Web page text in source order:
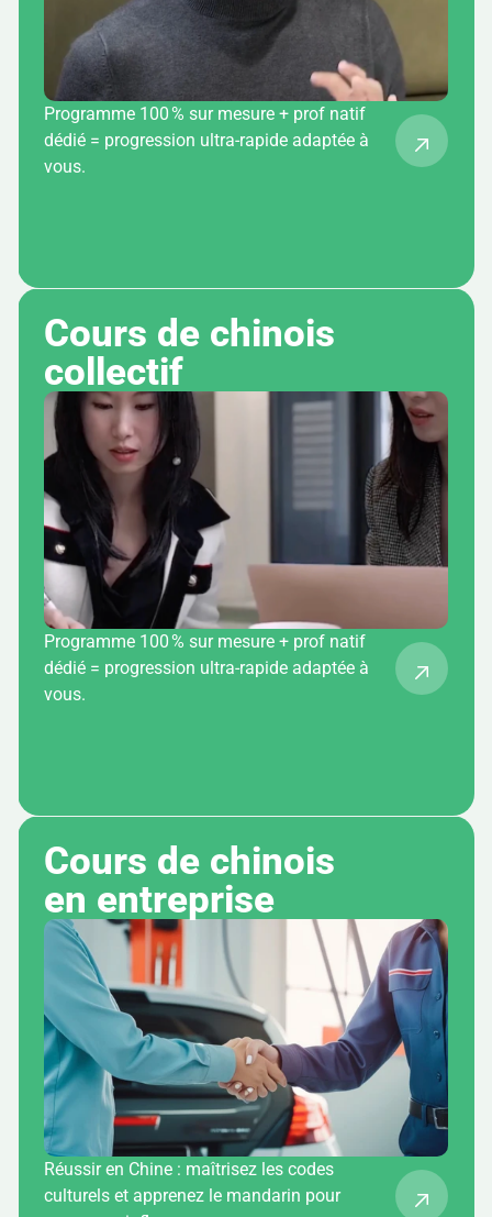
Programme 100 % sur mesure + prof natif
dédié = progression ultra-rapide adaptée à
vous.
Cours de chinois
collectif
Programme 100 % sur mesure + prof natif
dédié = progression ultra-rapide adaptée à
vous.
Cours de chinois
en entreprise
Réussir en Chine : maîtrisez les codes
culturels et apprenez le mandarin pour